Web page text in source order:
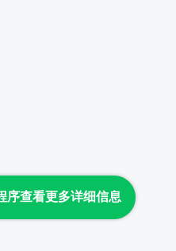
序查看更多详细信息